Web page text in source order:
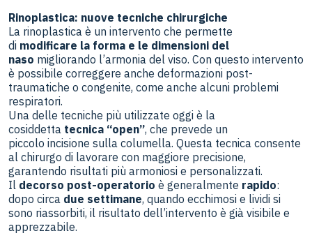
Rinoplastica: nuove tecniche chirurgiche
La rinoplastica è un intervento che permette
di modificare la forma e le dimensioni del
naso migliorando l’armonia del viso. Con questo intervento
è possibile correggere anche deformazioni post-
traumatiche o congenite, come anche alcuni problemi
respiratori.
Una delle tecniche più utilizzate oggi è la
cosiddetta tecnica “open”, che prevede un
piccolo incisione sulla columella. Questa tecnica consente
al chirurgo di lavorare con maggiore precisione,
garantendo risultati più armoniosi e personalizzati.
Il decorso post-operatorio è generalmente rapido:
dopo circa due settimane, quando ecchimosi e lividi si
sono riassorbiti, il risultato dell’intervento è già visibile e
apprezzabile.